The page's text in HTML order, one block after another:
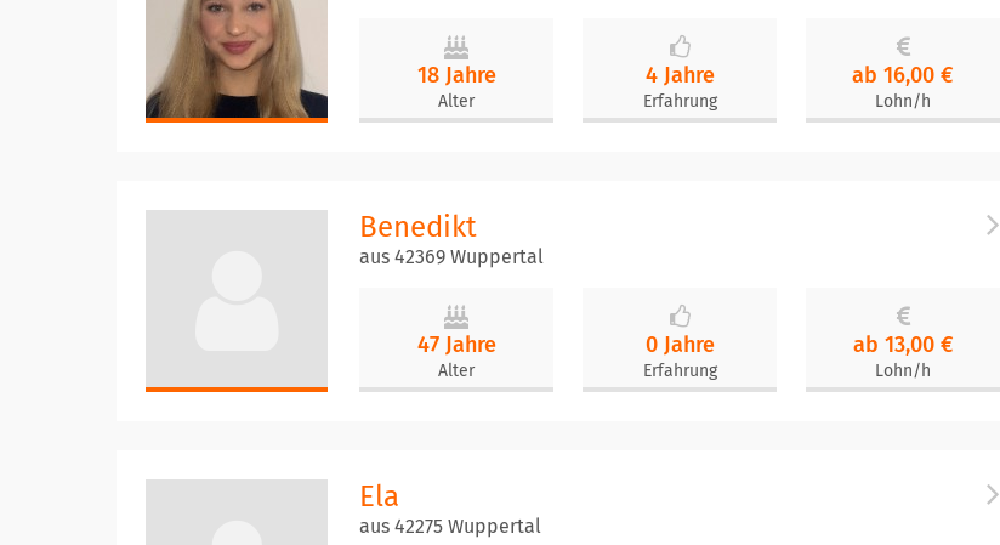
18 Jahre
Alter
4 Jahre
Erfahrung
ab 16,00 €
Lohn/h
Benedikt
aus 42369 Wuppertal
47 Jahre
Alter
0 Jahre
Erfahrung
ab 13,00 €
Lohn/h
Ela
aus 42275 Wuppertal